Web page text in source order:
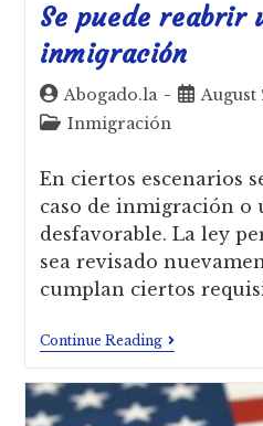
Se puede reabrir
inmigración
Abogado.la
August
Inmigración
En ciertos escenarios
caso de inmigración o
desfavorable. La ley
sea revisado
cumplan ciertos
Continue Reading